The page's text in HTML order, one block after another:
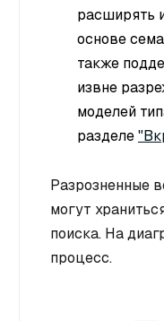
расширять
основе
также
извне
моделей
разделе
Разрозненные
могут
поиска. На
процесс.